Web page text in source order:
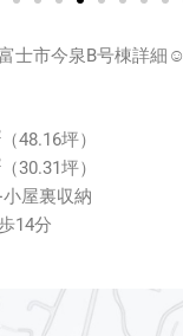
士市今泉B号棟詳細☺
（48.16坪）
（30.31坪）
屋裏収納
14分